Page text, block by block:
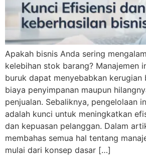
Apakah bisnis Anda sering
kelebihan stok barang? Manajemen
buruk dapat menyebabkan kerugian
biaya penyimpanan maupun
penjualan. Sebaliknya, pengelolaan
adalah kunci untuk meningkatkan
dan kepuasan pelanggan. Dalam
membahas semua hal tentang
mulai dari konsep dasar […]